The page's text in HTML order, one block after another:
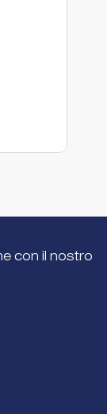
con il nostro